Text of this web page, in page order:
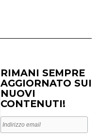
RIMANI SEMPRE
AGGIORNATO SUI
NUOVI
CONTENUTI!